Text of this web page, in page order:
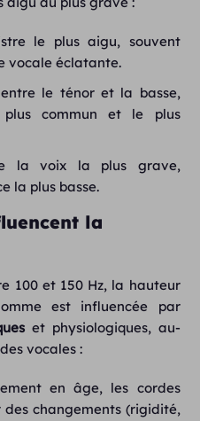
le plus aigu, souvent
vocale éclatante.
le ténor et la basse,
commun et le plus
la voix la plus grave,
la plus basse.
la
100 et 150 Hz, la hauteur
est influencée par
et physiologiques, au-
vocales :
en âge, les cordes
des changements (rigidité,